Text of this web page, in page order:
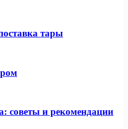
тары
советы и рекомендации